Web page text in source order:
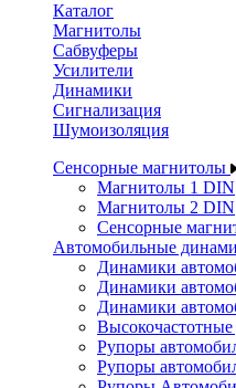
Каталог
Магнитолы
Сабвуферы
Усилители
Динамики
Сигнализация
Шумоизоляция
Сенсорные магнитолы
Магнитолы 1 DIN
Магнитолы 2 DIN
Сенсорные
Автомобильные
Динамики
Динамики
Динамики
Рупоры
Рупоры